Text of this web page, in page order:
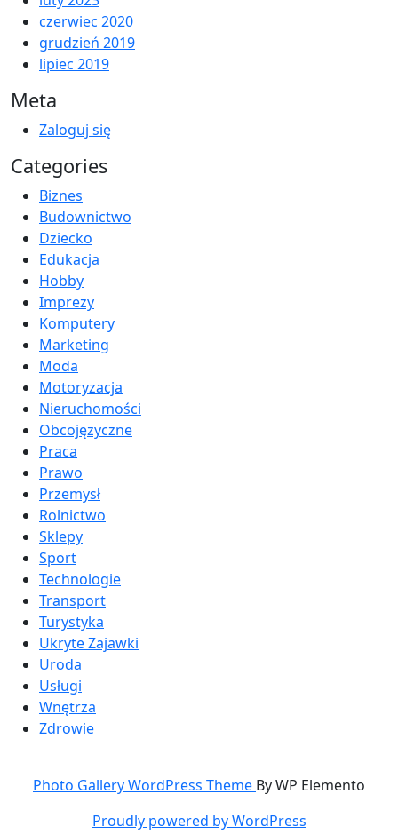
czerwiec 2020
grudzień 2019
lipiec 2019
Meta
Zaloguj się
Categories
Biznes
Budownictwo
Dziecko
Edukacja
Hobby
Imprezy
Komputery
Marketing
Moda
Motoryzacja
Nieruchomości
Obcojęzyczne
Praca
Prawo
Przemysł
Rolnictwo
Sklepy
Sport
Technologie
Transport
Turystyka
Ukryte Zajawki
Uroda
Usługi
Wnętrza
Zdrowie
Photo Gallery WordPress Theme By WP Elemento
Proudly powered by WordPress